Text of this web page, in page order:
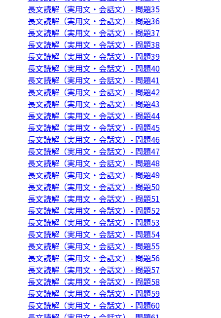
長文読解（実用文・会話文）- 問題35
長文読解（実用文・会話文）- 問題36
長文読解（実用文・会話文）- 問題37
長文読解（実用文・会話文）- 問題38
長文読解（実用文・会話文）- 問題39
長文読解（実用文・会話文）- 問題40
長文読解（実用文・会話文）- 問題41
長文読解（実用文・会話文）- 問題42
長文読解（実用文・会話文）- 問題43
長文読解（実用文・会話文）- 問題44
長文読解（実用文・会話文）- 問題45
長文読解（実用文・会話文）- 問題46
長文読解（実用文・会話文）- 問題47
長文読解（実用文・会話文）- 問題48
長文読解（実用文・会話文）- 問題49
長文読解（実用文・会話文）- 問題50
長文読解（実用文・会話文）- 問題51
長文読解（実用文・会話文）- 問題52
長文読解（実用文・会話文）- 問題53
長文読解（実用文・会話文）- 問題54
長文読解（実用文・会話文）- 問題55
長文読解（実用文・会話文）- 問題56
長文読解（実用文・会話文）- 問題57
長文読解（実用文・会話文）- 問題58
長文読解（実用文・会話文）- 問題59
長文読解（実用文・会話文）- 問題60